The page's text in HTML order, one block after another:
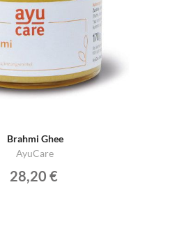
Brahmi Ghee
AyuCare
28,20 €